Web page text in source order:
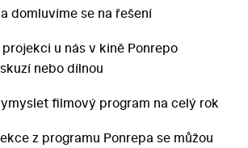
domluvíme se na řešení
u nás v kině Ponrepo
nebo dílnou
filmový program na celý rok
z programu Ponrepa se můžou